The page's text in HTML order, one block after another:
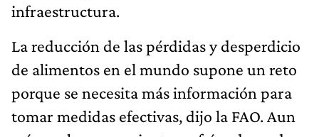
infraestructura.
La reducción de las pérdidas y desperdicio
de alimentos en el mundo supone un reto
porque se necesita más información para
tomar medidas efectivas, dijo la FAO. Aun